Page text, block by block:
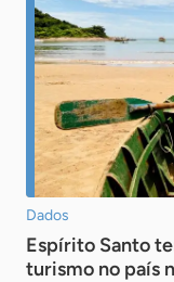
Dados
Espírito Santo
turismo no país